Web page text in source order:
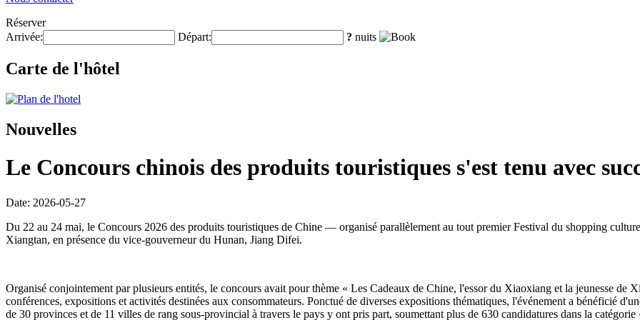
Réserver
Arrivée:
Départ: ? nuits
Carte de l'hôtel
Nouvelles
Le Concours chinois des produits touristiques s'est tenu avec
Date: 2026-05-27
Du 22 au 24 mai, le Concours 2026 des produits touristiques de Chine — organisé parallèlement au tout premier Festival du shopping
Xiangtan, en présence du vice-gouverneur du Hunan, Jiang Difei.
Organisé conjointement par plusieurs entités, le concours avait pour thème « Les Cadeaux de Chine, l'essor du Xiaoxiang et la jeunesse de
conférences, expositions et activités destinées aux consommateurs. Ponctué de diverses expositions thématiques, l'événement a bénéficié
de 30 provinces et de 11 villes de rang sous-provincial à travers le pays y ont pris part, soumettant plus de 630 candidatures dans la